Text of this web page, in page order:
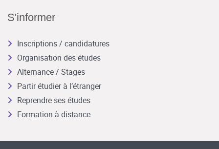
S'informer
Inscriptions / candidatures
Organisation des études
Alternance / Stages
Partir étudier à l’étranger
Reprendre ses études
Formation à distance